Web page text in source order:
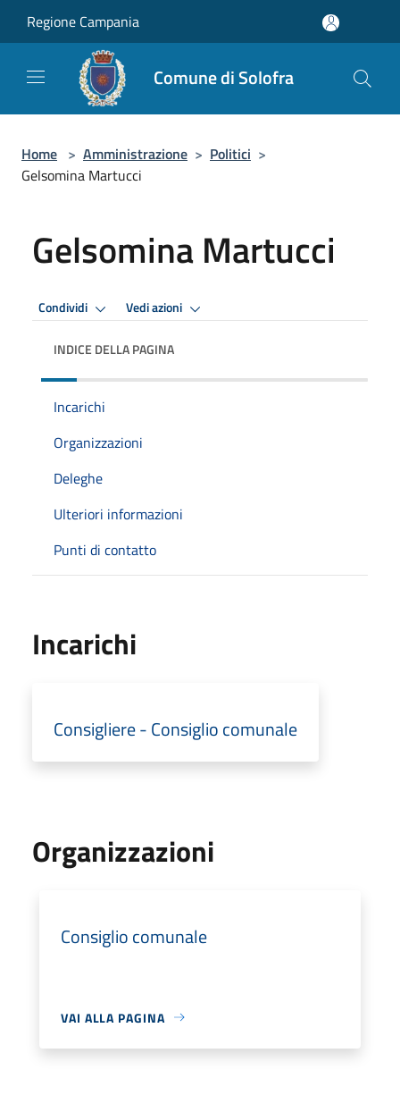
Regione Campania
Comune di Solofra
Home > Amministrazione > Politici >
Gelsomina Martucci
Gelsomina Martucci
Condividi Vedi azioni
INDICE DELLA PAGINA
Incarichi
Organizzazioni
Deleghe
Ulteriori informazioni
Punti di contatto
Incarichi
Consigliere - Consiglio comunale
Organizzazioni
Consiglio comunale
VAI ALLA PAGINA